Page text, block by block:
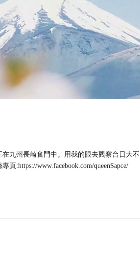
九州長崎奮鬥中。用我的眼去觀察台日大
頁:https://www.facebook.com/queenSapce/